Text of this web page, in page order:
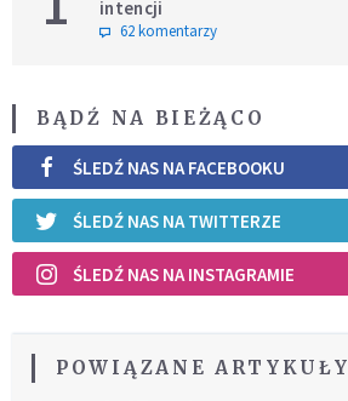
intencji
62 komentarzy
BĄDŹ NA BIEŻĄCO
ŚLEDŹ NAS NA FACEBOOKU
ŚLEDŹ NAS NA TWITTERZE
ŚLEDŹ NAS NA INSTAGRAMIE
POWIĄZANE ARTYKUŁY